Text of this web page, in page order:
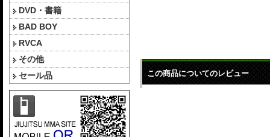
DVD・書籍
BAD BOY
RVCA
その他
セール品
この商品についてのレビュー